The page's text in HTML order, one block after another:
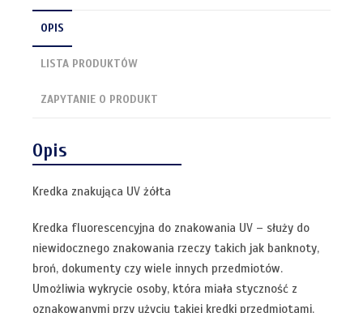
OPIS
LISTA PRODUKTÓW
ZAPYTANIE O PRODUKT
Opis
Kredka znakująca UV żółta
Kredka fluorescencyjna do znakowania UV – służy do
niewidocznego znakowania rzeczy takich jak banknoty,
broń, dokumenty czy wiele innych przedmiotów.
Umożliwia wykrycie osoby, która miała styczność z
oznakowanymi przy użyciu takiej kredki przedmiotami.